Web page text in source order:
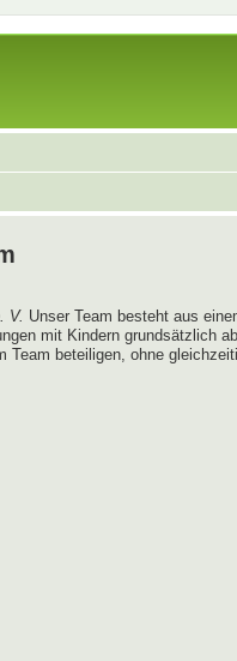
V. Unser Team besteht aus
mit Kindern grundsätzlich
beteiligen, ohne